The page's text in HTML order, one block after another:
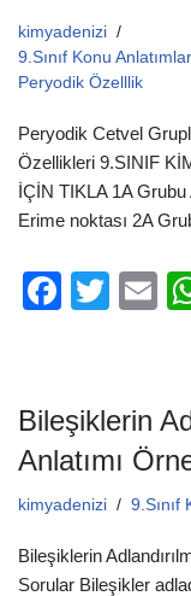
kimyadenizi
9.Sınıf Konu
Peryodik Özelllik
Peryodik Cetvel
Özellikleri 9.SINIF
İÇİN TIKLA 1A
Erime noktası 2A
F
e
b
o
o
k
T
er
E
Bileşiklerin
Anlatımı
kimyadenizi 9.Sınıf
Bileşiklerin
Sorular Bileşikler